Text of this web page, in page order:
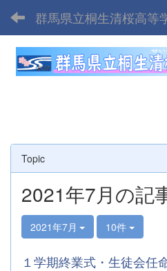
Topic
2021年7月の記
2021年7月 10件
１学期終業式・生徒会任